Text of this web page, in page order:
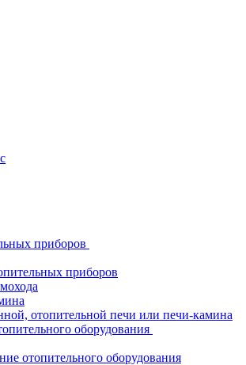
приборов
приборов
отопительной печи или печи-камина
оборудования
отопительного оборудования